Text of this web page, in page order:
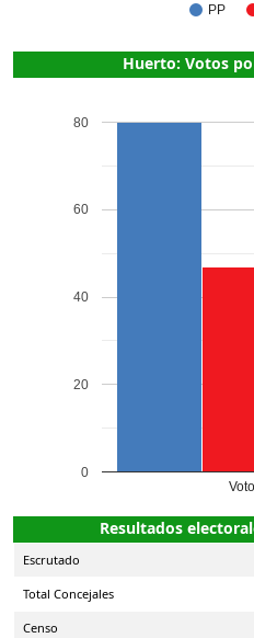
PP
Huerto: Votos
0
20
40
60
80
Resultados
Escrutado
Total Concejales
Censo